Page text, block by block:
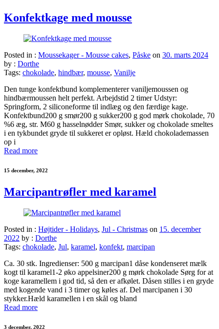
Konfektkage med mousse
Posted in : Moussekager - Mousse cakes, Påske on 30. marts 2024
by : Dorthe
Tags: chokolade, hindbær, mousse, Vanilje
Den tunge konfektbund komplementerer vaniljemoussen og
hindbærmoussen helt perfekt. Arbejdstid 2 timer Udstyr:
Springform, 2 siliconeforme til indlæg og den færdige kage.
Konfektbund200 g smør200 g sukker200 g god mørk chokolade, 70
%6 æg, str. M60 g hasselnødder Smør, sukker og chokolade smeltes
i en tykbundet gryde til sukkeret er opløst. Hæld chokolademassen
op i
Read more
15 december, 2022
Marcipantrøfler med karamel
Posted in : Højtider - Holidays, Jul - Christmas on 15. december
2022 by : Dorthe
Tags: chokolade, Jul, karamel, konfekt, marcipan
Ca. 30 stk. Ingredienser: 500 g marcipan1 dåse kondenseret mælk
kogt til karamel1-2 øko appelsiner200 g mørk chokolade Sørg for at
koge karamellem i god tid, så den er afkølet. Dåsen stilles i en gryde
med kogende vand i 3 timer og køles af. Del marcipanen i 30
stykker.Hæld karamellen i en skål og bland
Read more
3 december, 2022